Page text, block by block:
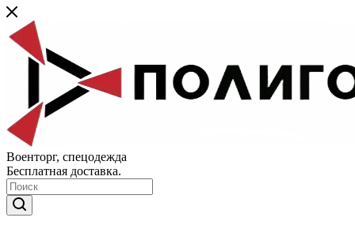
Военторг, спецодежда
Бесплатная доставка.